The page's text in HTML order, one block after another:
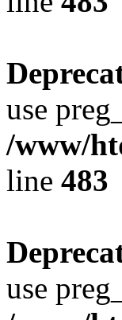
use
/www/
line 483
use